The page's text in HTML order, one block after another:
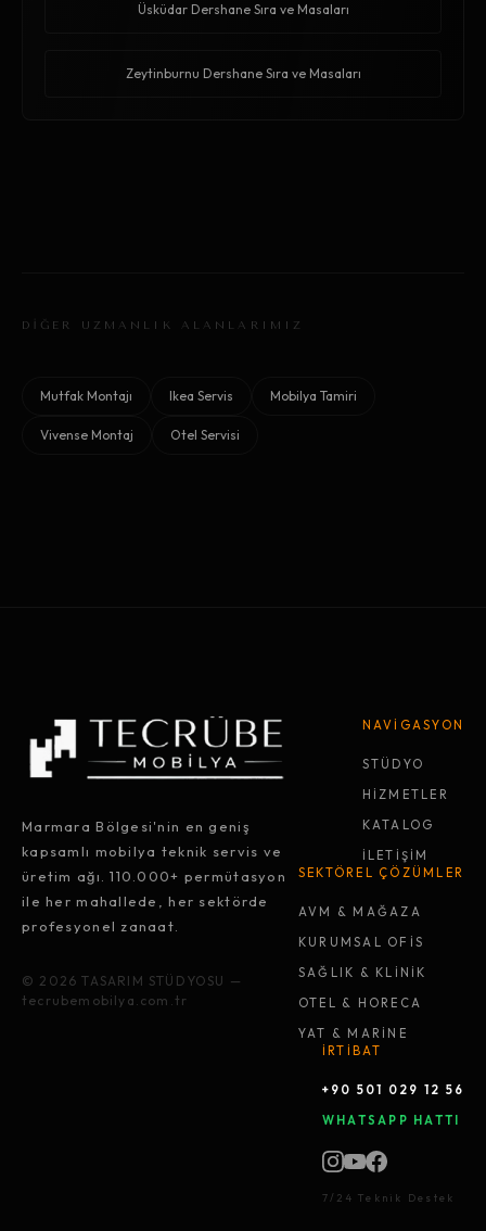
Üsküdar Dershane Sıra ve Masaları
Zeytinburnu Dershane Sıra ve Masaları
DİĞER UZMANLIK ALANLARIMIZ
Mutfak Montajı Ikea Servis Mobilya Tamiri
Vivense Montaj Otel Servisi
Marmara Bölgesi'nin en geniş
kapsamlı mobilya teknik servis ve
üretim ağı. 110.000+ permütasyon
ile her mahallede, her sektörde
profesyonel zanaat.
© 2026 TASARIM STÜDYOSU —
tecrubemobilya.com.tr
NAVİGASYON
STÜDYO
HİZMETLER
KATALOG
İLETİŞİM
SEKTÖREL ÇÖZÜMLER
AVM & MAĞAZA
KURUMSAL OFİS
SAĞLIK & KLİNİK
OTEL & HORECA
YAT & MARİNE
İRTİBAT
+90 501 029 12 56
WHATSAPP HATTI
7/24 Teknik Destek